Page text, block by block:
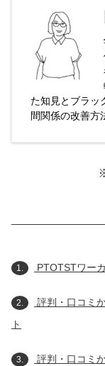
た知見とブラッ
間関係の改善方
1. PTOTSTワー
2.
評判・口コミ
ト
3.
評判・口コミ